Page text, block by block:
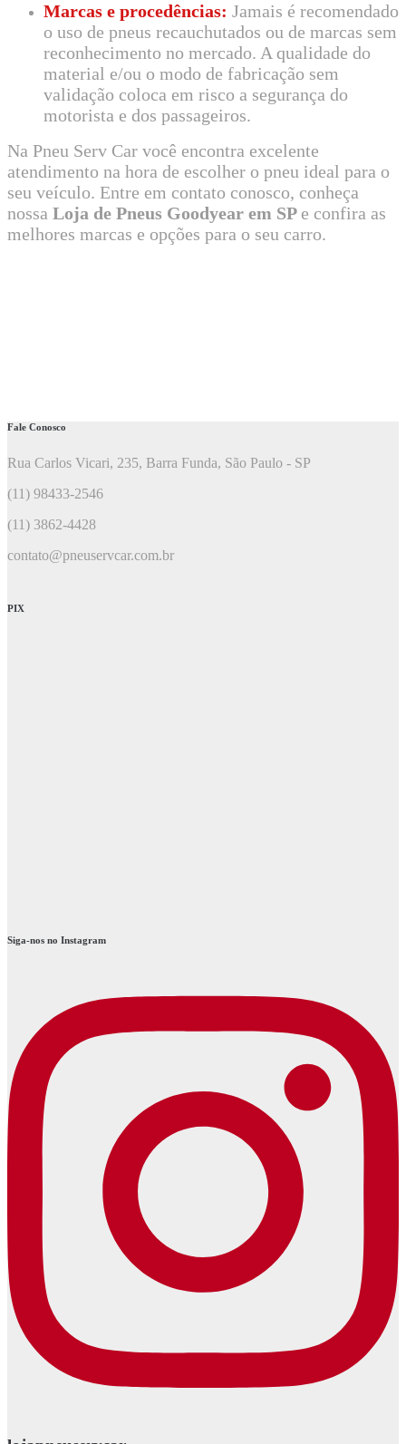
Marcas e procedências: Jamais é recomendado
o uso de pneus recauchutados ou de marcas sem
reconhecimento no mercado. A qualidade do
material e/ou o modo de fabricação sem
validação coloca em risco a segurança do
motorista e dos passageiros.
Na Pneu Serv Car você encontra excelente
atendimento na hora de escolher o pneu ideal para o
seu veículo. Entre em contato conosco, conheça
nossa Loja de Pneus Goodyear em SP e confira as
melhores marcas e opções para o seu carro.
Fale Conosco
Rua Carlos Vicari, 235, Barra Funda, São Paulo - SP
(11) 98433-2546
(11) 3862-4428
contato@pneuservcar.com.br
PIX
Siga-nos no Instagram